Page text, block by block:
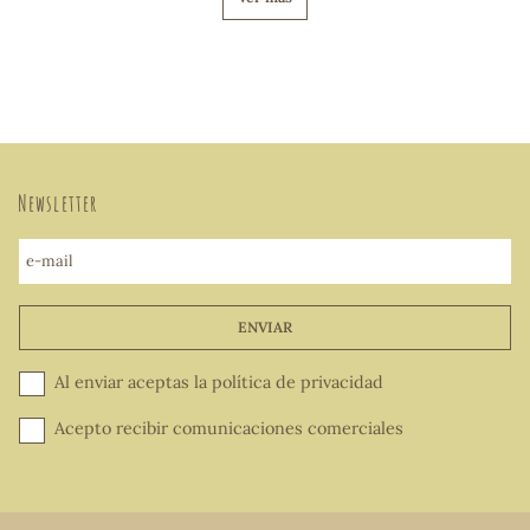
Newsletter
e-mail
ENVIAR
Al enviar aceptas la política de privacidad
Acepto recibir comunicaciones comerciales